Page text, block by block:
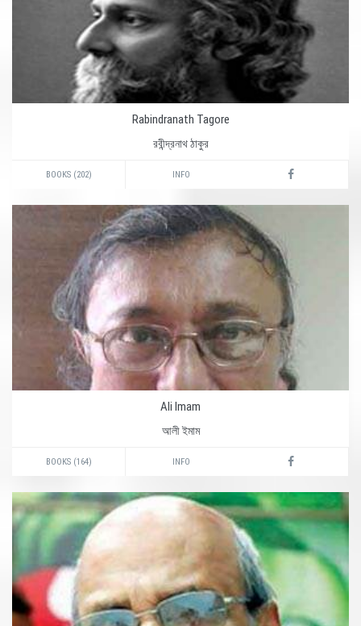
Rabindranath Tagore
রবীন্দ্রনাথ ঠাকুর
BOOKS (202) INFO
Ali Imam
আলী ইমাম
BOOKS (164) INFO